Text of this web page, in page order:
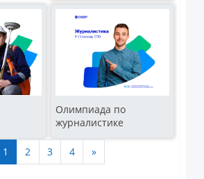
Олимпиада по
журналистике
1 (текущая)
2 3 4 »Следующая страница